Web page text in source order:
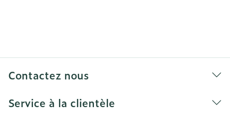
Contactez nous
Service à la clientèle